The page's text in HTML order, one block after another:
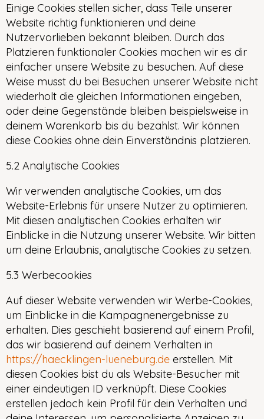
Einige Cookies stellen sicher, dass Teile unserer
Website richtig funktionieren und deine
Nutzervorlieben bekannt bleiben. Durch das
Platzieren funktionaler Cookies machen wir es dir
einfacher unsere Website zu besuchen. Auf diese
Weise musst du bei Besuchen unserer Website nicht
wiederholt die gleichen Informationen eingeben,
oder deine Gegenstände bleiben beispielsweise in
deinem Warenkorb bis du bezahlst. Wir können
diese Cookies ohne dein Einverständnis platzieren.
5.2 Analytische Cookies
Wir verwenden analytische Cookies, um das
Website-Erlebnis für unsere Nutzer zu optimieren.
Mit diesen analytischen Cookies erhalten wir
Einblicke in die Nutzung unserer Website. Wir bitten
um deine Erlaubnis, analytische Cookies zu setzen.
5.3 Werbecookies
Auf dieser Website verwenden wir Werbe-Cookies,
um Einblicke in die Kampagnenergebnisse zu
erhalten. Dies geschieht basierend auf einem Profil,
das wir basierend auf deinem Verhalten in
https://haecklingen-lueneburg.de erstellen. Mit
diesen Cookies bist du als Website-Besucher mit
einer eindeutigen ID verknüpft. Diese Cookies
erstellen jedoch kein Profil für dein Verhalten und